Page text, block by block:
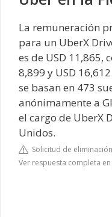
La remuneración
para un UberX
es de USD 11,865,
8,899 y USD
se basan en 473
anónimamente a
el cargo de UberX
Unidos.
Solicitud de eliminación
Ver respuesta completa